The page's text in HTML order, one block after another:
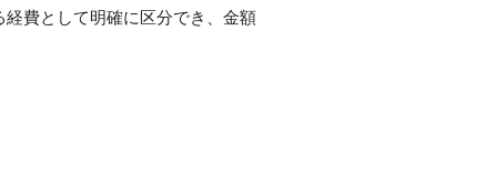
費として明確に区分でき、金額